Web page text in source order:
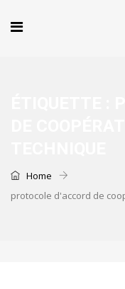
Home
protocole d'accord de